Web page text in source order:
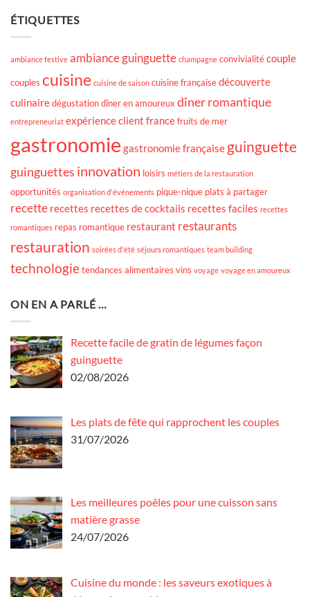
ÉTIQUETTES
ambiance festive ambiance guinguette champagne convivialitécouple
couples cuisine cuisine de saison cuisine françaisedécouverte
culinairedégustationdîner en amoureux dîner romantique
entrepreneuriat expérience client francefruits de mer
gastronomie gastronomie française guinguette
guinguettes innovation loisirs métiers de la restauration
opportunités organisation d'événements pique-nique plats à partager
recette recettes recettes de cocktails recettes faciles recettes
romantiques repas romantique restaurant restaurants
restauration soirées d'été séjours romantiques team building
technologietendances alimentaires vins voyage voyage en amoureux
ON EN A PARLÉ …
Recette facile de gratin de légumes façon
guinguette
02/08/2026
Les plats de fête qui rapprochent les couples
31/07/2026
Les meilleures poêles pour une cuisson sans
matière grasse
24/07/2026
Cuisine du monde : les saveurs exotiques à